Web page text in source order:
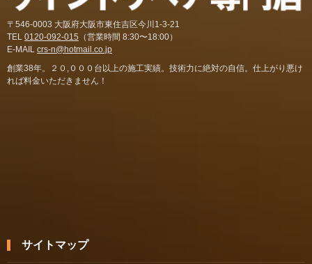
〒546-0003 大阪府大阪市東住吉区今川1-3-21
TEL 0120-092-015 （営業時間 8:30〜18:00）
E-MAIL crs-n@hotmail.co.jp
創業38年。２０,０００台以上の施工実績。技術力に絶対の自信。仕上がり悪け
れば料金いただきません！
サイトマップ